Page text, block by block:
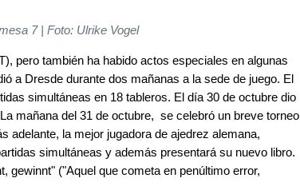
7 | Foto: Ulrike Vogel
pero también ha habido actos especiales en algunas
a Dresde durante dos mañanas a la sede de juego. El
simultáneas en 18 tableros. El día 30 de octubre dio
mañana del 31 de octubre, se celebró un breve torneo
adelante, la mejor jugadora de ajedrez alemana,
simultáneas y además presentará su nuevo libro.
gewinnt" ("Aquel que cometa en penúltimo error,